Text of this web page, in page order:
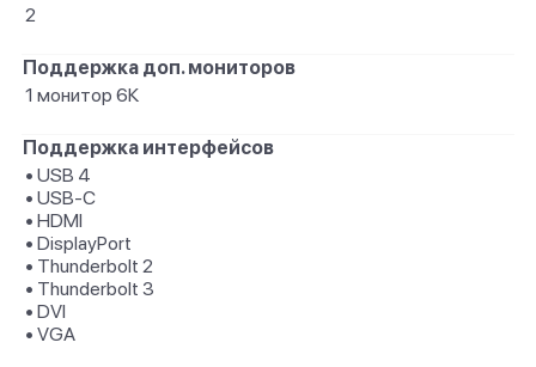
2
Поддержка доп. мониторов
1 монитор 6К
Поддержка интерфейсов
• USB 4
• USB-C
• HDMI
• DisplayPort
• Thunderbolt 2
• Thunderbolt 3
• DVI
• VGA